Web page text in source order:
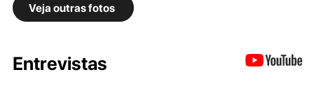
Veja outras fotos
Entrevistas